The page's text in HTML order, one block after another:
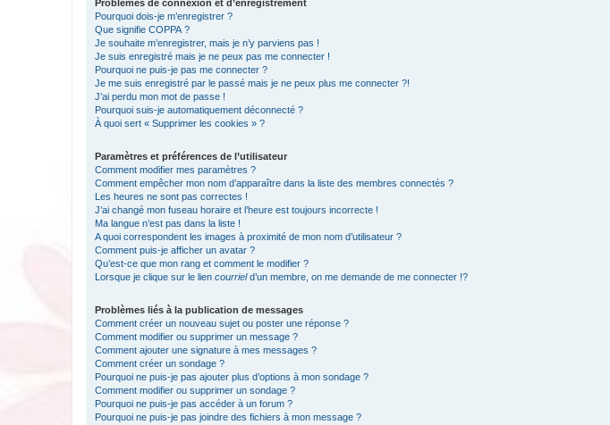
Problèmes de connexion et d’enregistrement
Pourquoi dois-je m’enregistrer ?
Que signifie COPPA ?
Je souhaite m’enregistrer, mais je n’y parviens pas !
Je suis enregistré mais je ne peux pas me connecter !
Pourquoi ne puis-je pas me connecter ?
Je me suis enregistré par le passé mais je ne peux plus me connecter ?!
J’ai perdu mon mot de passe !
Pourquoi suis-je automatiquement déconnecté ?
À quoi sert « Supprimer les cookies » ?
Paramètres et préférences de l’utilisateur
Comment modifier mes paramètres ?
Comment empêcher mon nom d’apparaître dans la liste des membres connectés ?
Les heures ne sont pas correctes !
J’ai changé mon fuseau horaire et l’heure est toujours incorrecte !
Ma langue n’est pas dans la liste !
A quoi correspondent les images à proximité de mon nom d’utilisateur ?
Comment puis-je afficher un avatar ?
Qu’est-ce que mon rang et comment le modifier ?
Lorsque je clique sur le lien courrield’un membre, on me demande de me connecter !?
Problèmes liés à la publication de messages
Comment créer un nouveau sujet ou poster une réponse ?
Comment modifier ou supprimer un message ?
Comment ajouter une signature à mes messages ?
Comment créer un sondage ?
Pourquoi ne puis-je pas ajouter plus d’options à mon sondage ?
Comment modifier ou supprimer un sondage ?
Pourquoi ne puis-je pas accéder à un forum ?
Pourquoi ne puis-je pas joindre des fichiers à mon message ?